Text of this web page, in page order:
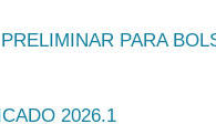
PARA
2026.1